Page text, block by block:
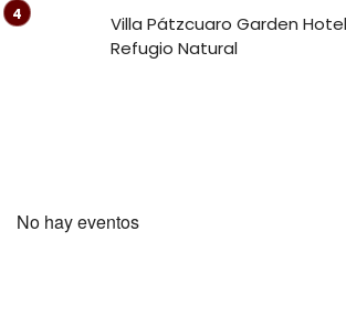
Villa Pátzcuaro Garden Hotel
Refugio Natural
No hay eventos